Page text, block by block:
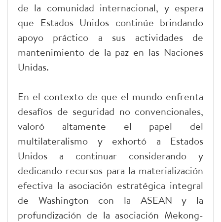
de la comunidad internacional, y espera
que Estados Unidos continúe brindando
apoyo práctico a sus actividades de
mantenimiento de la paz en las Naciones
Unidas.
En el contexto de que el mundo enfrenta
desafíos de seguridad no convencionales,
valoró altamente el papel del
multilateralismo y exhortó a Estados
Unidos a continuar considerando y
dedicando recursos para la materialización
efectiva la asociación estratégica integral
de Washington con la ASEAN y la
profundización de la asociación Mekong-